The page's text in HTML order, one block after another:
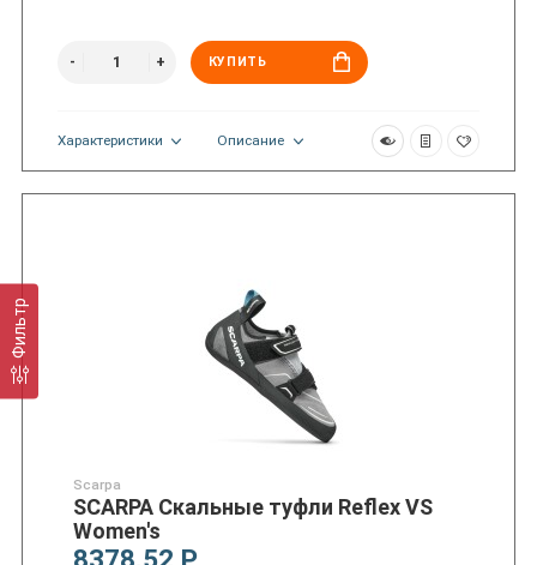
Фильтр
КУПИТЬ
Характеристики Описание
Scarpa
SCARPA Скальные туфли Reflex VS
Women's